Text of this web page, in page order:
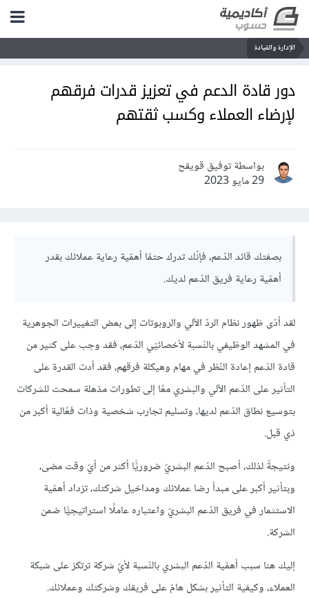
الإدارة والقيادة
دور قادة الدعم في تعزيز قدرات فرقهم
لإرضاء العملاء وكسب ثقتهم
بواسطة توفيق قويقح
29 مايو 2023
بصفتك قائد الدّعم، فإنّك تدرك حتمًا أهمّية رعاية عملائك بقدر
أهمّية رعاية فريق الدّعم لديك.
لقد أدّى ظهور نظام الردّ الآلي والروبوتات إلى بعض التغييرات الجوهرية
في المشهد الوظيفي بالنّسبة لأخصائيّي الدّعم، فقد وجب على كثير من
قادة الدّعم إعادة النّظر في مهام وهيكلة فرقهم، فقد أدت القدرة على
التأثير على الدّعم الآلي والبشري معًا إلى تطورات مذهلة سمحت للشركات
بتوسيع نطاق الدّعم لديها، وتسليم تجارب شخصية وذات فعّالية أكبر من
ذي قبل.
ونتيجةً لذلك، أصبح الدّعم البشريّ ضروريًّا أكثر من أيّ وقت مضى،
وبتأثير أكبر على مبدأ رضا عملائك ومداخيل شركتك، تزداد أهمّية
الاستثمار في فريق الدّعم البشريّ واعتباره عاملًا استراتيجيًّا ضمن
الشركة.
إليك هنا سبب أهمّية الدّعم البشري بالنّسبة لأيّ شركة ترتكز على شبكة
العملاء، وكيفية التأثير بشكل هامّ على فريقك وشركتك وعملائك.